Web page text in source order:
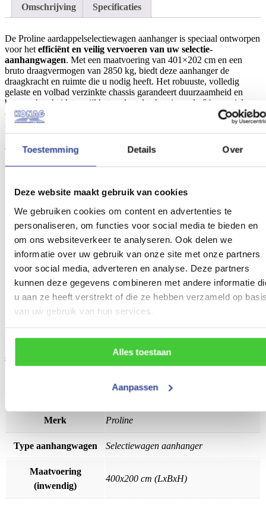
Toestemming Details Over
Deze website maakt gebruik van cookies
We gebruiken cookies om content en advertenties te
personaliseren, om functies voor social media te bieden en
om ons websiteverkeer te analyseren. Ook delen we
informatie over uw gebruik van onze site met onze partners
voor social media, adverteren en analyse. Deze partners
kunnen deze gegevens combineren met andere informatie
u aan ze heeft verstrekt of die ze hebben verzameld op
van uw gebruik van hun services.
Alles toestaan
Aanpassen
Omschrijving Specificaties
De Proline aardappelselectiewagen aanhanger is speciaal ontworpen
voor het efficiënt en veilig vervoeren van uw selectie-
aanhangwagen. Met een maatvoering van 401×202 cm en een
bruto draagvermogen van 2850 kg, biedt deze aanhanger de
draagkracht en ruimte die u nodig heeft. Het robuuste, volledig
gelaste en volbad verzinkte chassis garandeert duurzaamheid en
betrouwbaarheid, terwijl het verlaagde chassis en de 64 cm wielen
(195/50 R13) zorgen voor het makkelijk laden van uw
selectiewagen.
Compleet uitgevoerd met:
Robuust chassis compleet gelast en volbad verzinkt
Aluminium borden 30 cm hoog met verzonken degelijke
klepsluitingen
Voldoende bindringen geïntegreerd in zijrand
Bindhaken aan onderkant zijrand-chassis rondom de wagen
(ook voor- en achterzijde)
Doordachte draag constructie V-dissel
Bodemplaat uit een gedeelte 18 mm dik Fins berken kwaliteit
voorzien van anti-slip toplaag
Inhaakprofiel aan achterzijde voor rijplaten
Neerklapbaar voorbord
Aluminium oprijplaten
Is de Konag
helemaal wat u zoekt? Bekijk ook de andere
aanhangwagens
uit ons assortiment.
Merk Proline
Type aanhangwagen Selectiewagen aanhanger
Maatvoering
(inwendig)
400x200 cm (LxBxH)